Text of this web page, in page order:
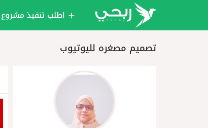
اطلب تنفيذ مشروع
تصميم مصغره لليوتيوب